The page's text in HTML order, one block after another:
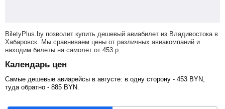
BiletyPlus.by позволит купить дешевый авиабилет из Владивостока в
Хабаровск. Мы сравниваем цены от различных авиакомпаний и
находим билеты на самолет от 453 р
Календарь цен
Самые дешевые авиарейсы в августе: в одну сторону - 453 BYN
туда обратно - 885 BYN